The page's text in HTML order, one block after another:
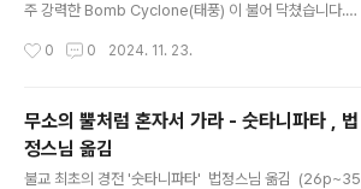
정전 피해를 입었습니다. 일주일간 집에 전기가 안들어오
문제와 불편함이 있고 그 문제를 해결하려면 어떻게 해야
주 강력한 Bomb Cyclone(태풍) 이 불어 닥쳤습니다.시
e 지역등이 아주 큰 피해를 입었습니다.이 곳은 IT 회사들
에 나무들이 많아서 평상시에는 살기 쾌적한 곳인데 바람
이 많이 부니까 이 나무들이 쓰러지고 부러지면서 전깃줄
을 끊어 버려서 많은 지역에 정전 사태가 났습니다.화요일
오후 6시부터 정전인데 토요일 밤 8시에 복구 될 예정이라
0 0 2024. 11. 23.
무소의 뿔처럼 혼자서 가라 - 숫타니파타 , 법
정스님 옮김
불교 최초의 경전 '숫타니파타' 법정스님 옮김 (26p~35